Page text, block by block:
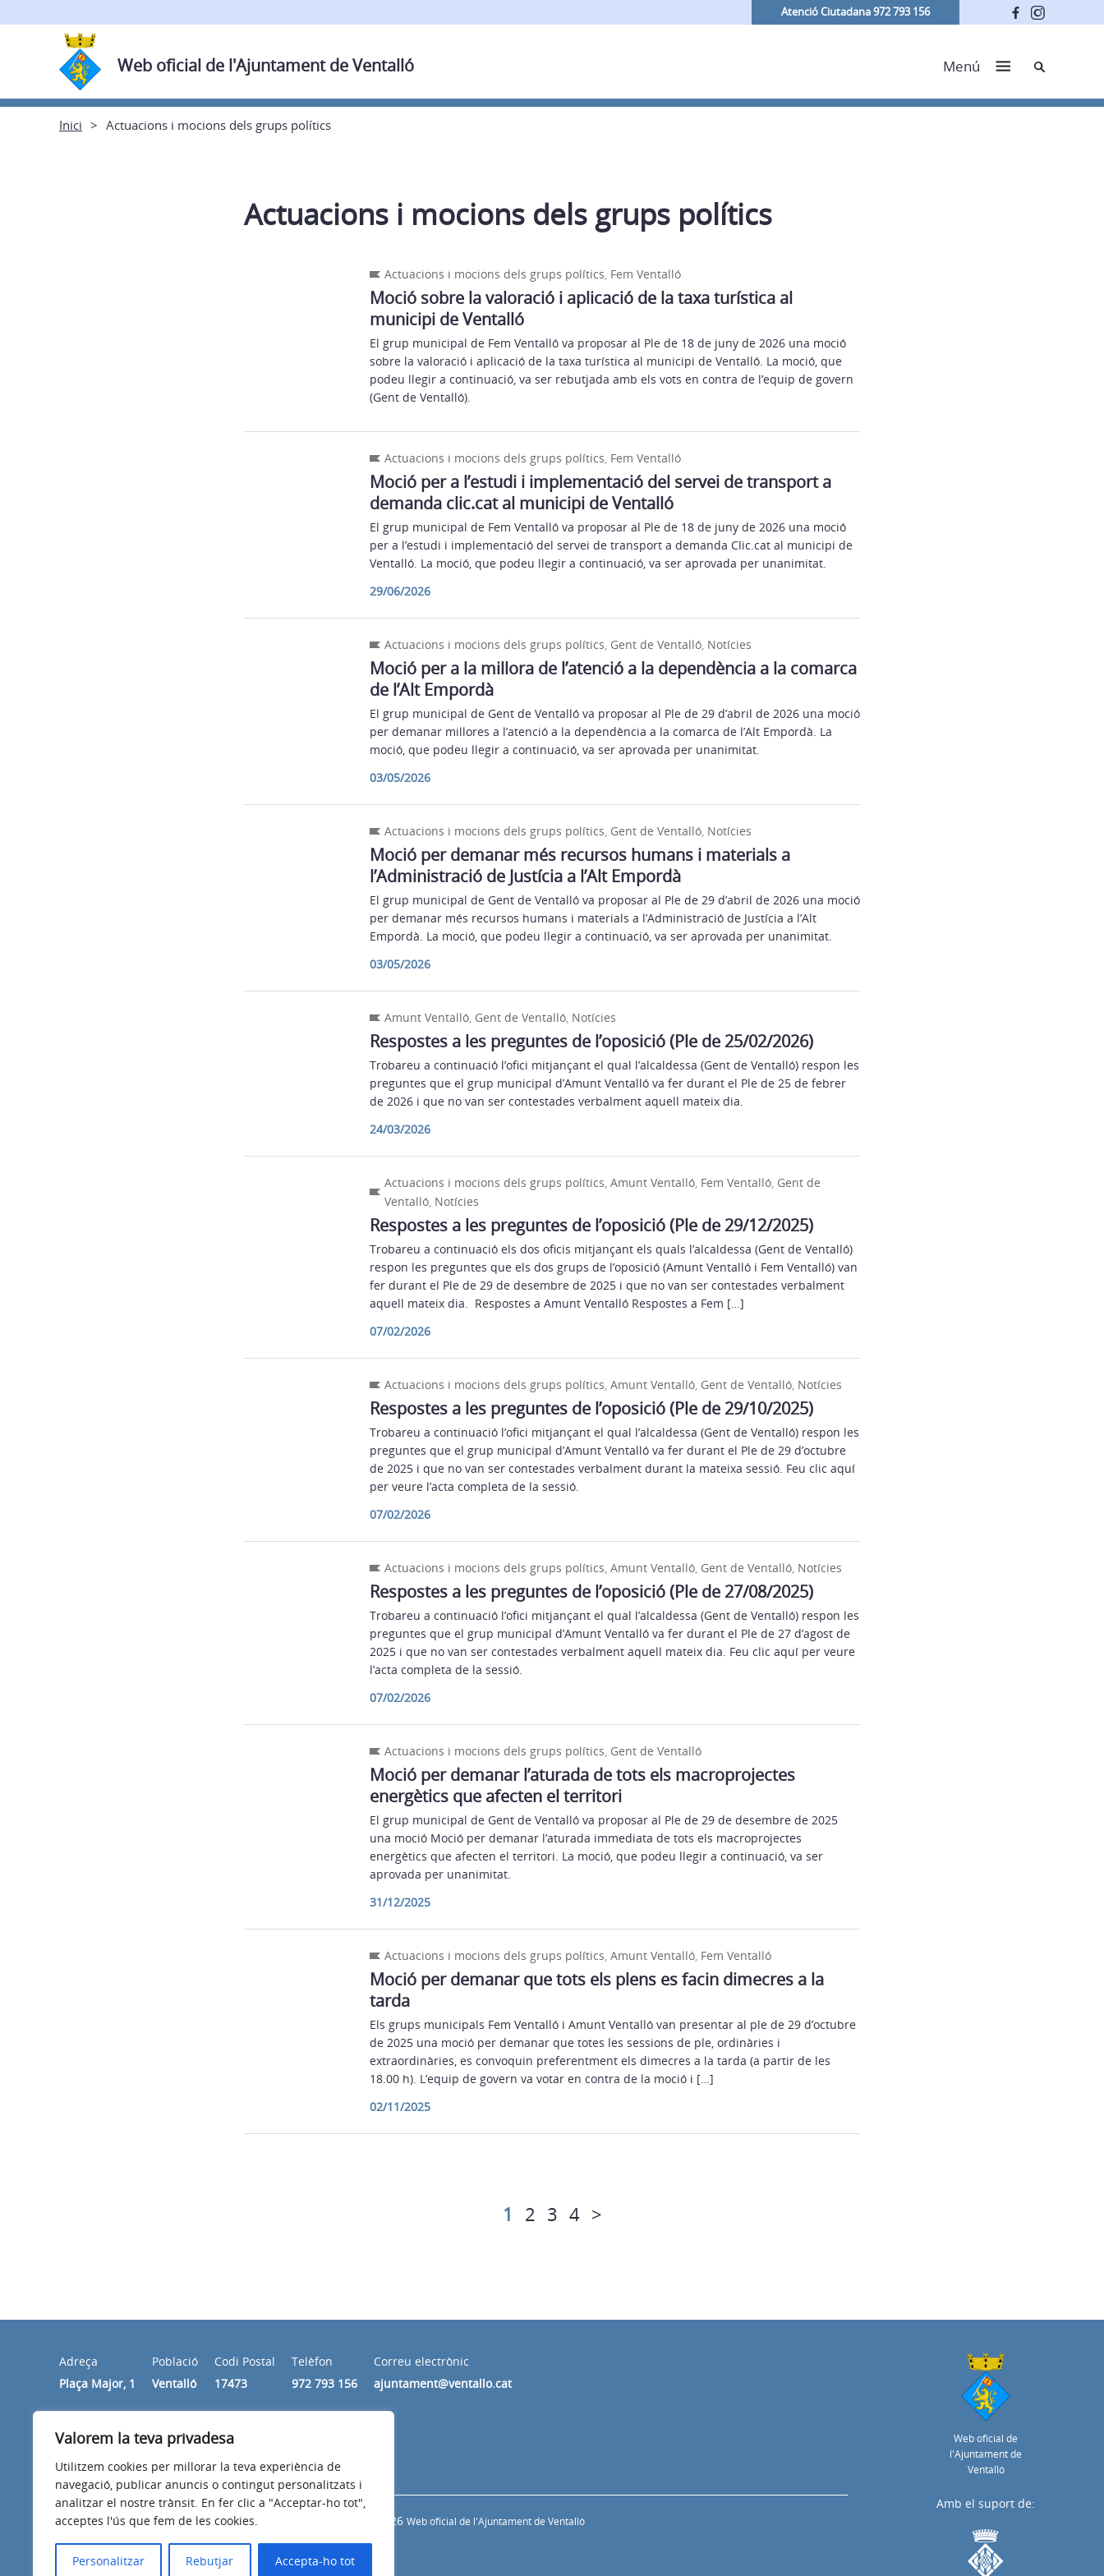
Valorem la teva privadesa
Utilitzem cookies per millorar la teva experiència de
navegació, publicar anuncis o contingut personalitzats i
analitzar el nostre trànsit. En fer clic a "Acceptar-ho tot",
acceptes l'ús que fem de les cookies.
Personalitzar Rebutjar Accepta-ho tot
Atenció Ciutadana 972 793 156
Web oficial de l'Ajuntament de Ventalló Menú Cerca
Inici Actuacions i mocions dels grups polítics
Actuacions i mocions dels grups polítics
Actuacions i mocions dels grups polítics, Fem Ventalló
Moció sobre la valoració i aplicació de la taxa turística al
municipi de Ventalló
El grup municipal de Fem Ventalló va proposar al Ple de 18 de juny de 2026 una moció
sobre la valoració i aplicació de la taxa turística al municipi de Ventalló. La moció, que
podeu llegir a continuació, va ser rebutjada amb els vots en contra de l’equip de govern
(Gent de Ventalló).
Actuacions i mocions dels grups polítics, Fem Ventalló
Moció per a l’estudi i implementació del servei de transport a
demanda clic.cat al municipi de Ventalló
El grup municipal de Fem Ventalló va proposar al Ple de 18 de juny de 2026 una moció
per a l’estudi i implementació del servei de transport a demanda Clic.cat al municipi de
Ventalló. La moció, que podeu llegir a continuació, va ser aprovada per unanimitat.
29/06/2026
Actuacions i mocions dels grups polítics, Gent de Ventalló, Notícies
Moció per a la millora de l’atenció a la dependència a la comarca
de l’Alt Empordà
El grup municipal de Gent de Ventalló va proposar al Ple de 29 d’abril de 2026 una moció
per demanar millores a l’atenció a la dependència a la comarca de l’Alt Empordà. La
moció, que podeu llegir a continuació, va ser aprovada per unanimitat.
03/05/2026
Actuacions i mocions dels grups polítics, Gent de Ventalló, Notícies
Moció per demanar més recursos humans i materials a
l’Administració de Justícia a l’Alt Empordà
El grup municipal de Gent de Ventalló va proposar al Ple de 29 d’abril de 2026 una moció
per demanar més recursos humans i materials a l’Administració de Justícia a l’Alt
Empordà. La moció, que podeu llegir a continuació, va ser aprovada per unanimitat.
03/05/2026
Amunt Ventalló, Gent de Ventalló, Notícies
Respostes a les preguntes de l’oposició (Ple de 25/02/2026)
Trobareu a continuació l’ofici mitjançant el qual l’alcaldessa (Gent de Ventalló) respon les
preguntes que el grup municipal d’Amunt Ventalló va fer durant el Ple de 25 de febrer
de 2026 i que no van ser contestades verbalment aquell mateix dia.
24/03/2026
Actuacions i mocions dels grups polítics, Amunt Ventalló, Fem Ventalló, Gent de
Ventalló, Notícies
Respostes a les preguntes de l’oposició (Ple de 29/12/2025)
Trobareu a continuació els dos oficis mitjançant els quals l’alcaldessa (Gent de Ventalló)
respon les preguntes que els dos grups de l’oposició (Amunt Ventalló i Fem Ventalló) van
fer durant el Ple de 29 de desembre de 2025 i que no van ser contestades verbalment
aquell mateix dia. Respostes a Amunt Ventalló Respostes a Fem […]
07/02/2026
Actuacions i mocions dels grups polítics, Amunt Ventalló, Gent de Ventalló, Notícies
Respostes a les preguntes de l’oposició (Ple de 29/10/2025)
Trobareu a continuació l’ofici mitjançant el qual l’alcaldessa (Gent de Ventalló) respon les
preguntes que el grup municipal d’Amunt Ventalló va fer durant el Ple de 29 d’octubre
de 2025 i que no van ser contestades verbalment durant la mateixa sessió. Feu clic aquí
per veure l’acta completa de la sessió.
07/02/2026
Actuacions i mocions dels grups polítics, Amunt Ventalló, Gent de Ventalló, Notícies
Respostes a les preguntes de l’oposició (Ple de 27/08/2025)
Trobareu a continuació l’ofici mitjançant el qual l’alcaldessa (Gent de Ventalló) respon les
preguntes que el grup municipal d’Amunt Ventalló va fer durant el Ple de 27 d’agost de
2025 i que no van ser contestades verbalment aquell mateix dia. Feu clic aquí per veure
l’acta completa de la sessió.
07/02/2026
Actuacions i mocions dels grups polítics, Gent de Ventalló
Moció per demanar l’aturada de tots els macroprojectes
energètics que afecten el territori
El grup municipal de Gent de Ventalló va proposar al Ple de 29 de desembre de 2025
una moció Moció per demanar l’aturada immediata de tots els macroprojectes
energètics que afecten el territori. La moció, que podeu llegir a continuació, va ser
aprovada per unanimitat.
31/12/2025
Actuacions i mocions dels grups polítics, Amunt Ventalló, Fem Ventalló
Moció per demanar que tots els plens es facin dimecres a la
tarda
Els grups municipals Fem Ventalló i Amunt Ventalló van presentar al ple de 29 d’octubre
de 2025 una moció per demanar que totes les sessions de ple, ordinàries i
extraordinàries, es convoquin preferentment els dimecres a la tarda (a partir de les
18.00 h). L’equip de govern va votar en contra de la moció i […]
02/11/2025
1 2 3 4 >
Adreça
Plaça Major, 1
Població
Ventalló
Codi Postal
17473
Telèfon
972 793 156
Correu electrònic
ajuntament@ventallo.cat
Horari
Els matins de dilluns a divendres de 10.00 a 14.00 hores
Web oficial de
l'Ajuntament de
Ventalló
Avís legal Política de privacitat © 2026 Web oficial de l'Ajuntament de Ventalló
Amb el suport de: